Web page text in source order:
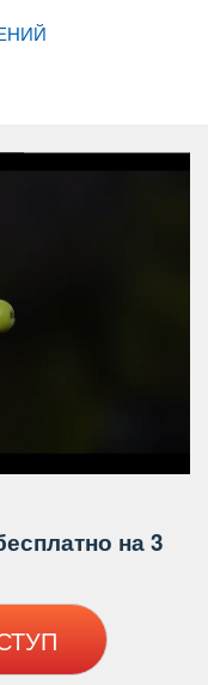
на 3